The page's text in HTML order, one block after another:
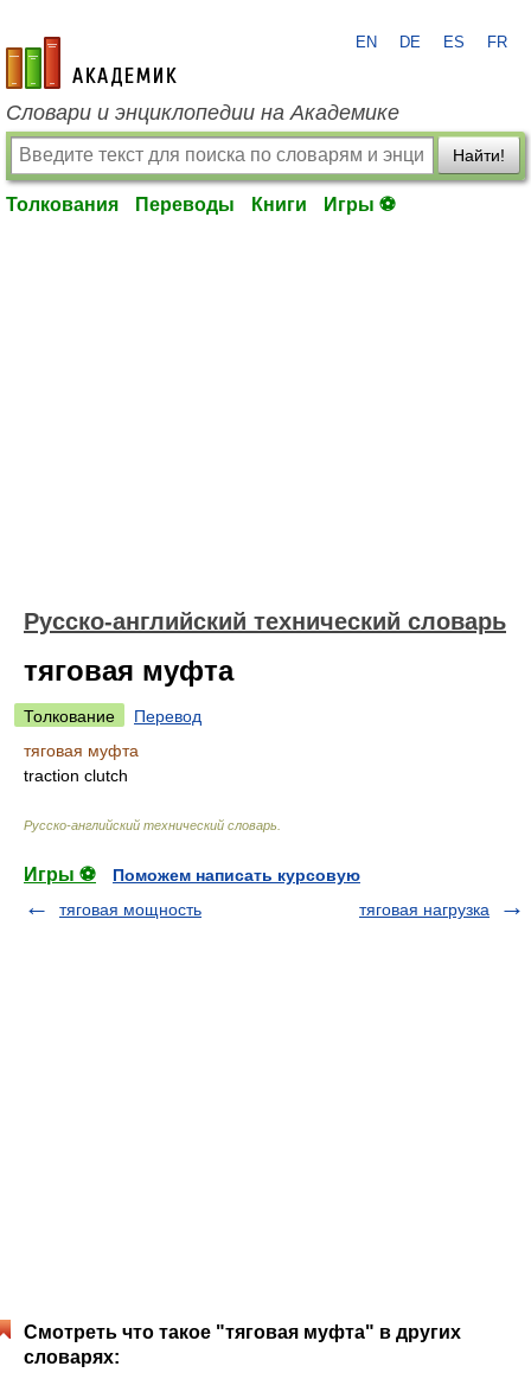
academic.ru
EN DE ES FR
Словари и энциклопедии на Академике
Найти!
Толкования Переводы Книги Игры ⚽
Русско-английский технический словарь
тяговая муфта
Толкование
Перевод
тяговая муфта
traction clutch
Русско-английский технический словарь
Игры ⚽
Поможем написать курсовую
тяговая мощность
тяговая нагрузка
Смотреть что такое "тяговая муфта" в других
словарях: